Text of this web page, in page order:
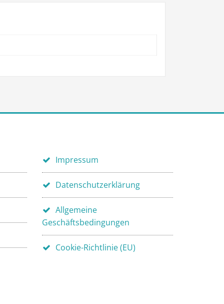
Impressum
Datenschutzerklärung
Allgemeine
Geschäftsbedingungen
Cookie-Richtlinie (EU)